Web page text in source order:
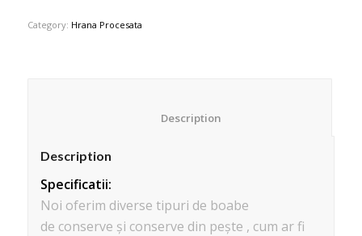
Category: Hrana Procesata
Description
Specificatii:
Noi oferim diverse tipuri de boabe
de conserve și conserve din pește , cum ar fi